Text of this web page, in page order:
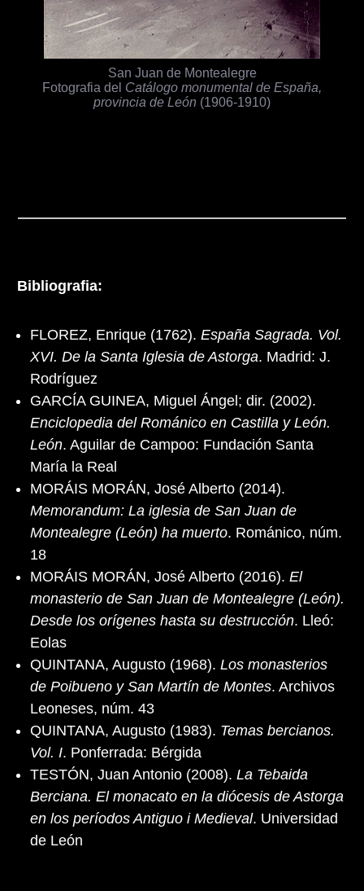
San Juan de Montealegre
Fotografia del Catálogo monumental de España,
provincia de León (1906-1910)
Bibliografia:
FLOREZ, Enrique (1762). España Sagrada. Vol.
XVI. De la Santa Iglesia de Astorga. Madrid: J.
Rodríguez
GARCÍA GUINEA, Miguel Ángel; dir. (2002).
Enciclopedia del Románico en Castilla y León.
León. Aguilar de Campoo: Fundación Santa
María la Real
MORÁIS MORÁN, José Alberto (2014).
Memorandum: La iglesia de San Juan de
Montealegre (León) ha muerto. Románico, núm.
18
MORÁIS MORÁN, José Alberto (2016). El
monasterio de San Juan de Montealegre (León).
Desde los orígenes hasta su destrucción. Lleó:
Eolas
QUINTANA, Augusto (1968). Los monasterios
de Poibueno y San Martín de Montes. Archivos
Leoneses, núm. 43
QUINTANA, Augusto (1983). Temas bercianos.
Vol. I. Ponferrada: Bérgida
TESTÓN, Juan Antonio (2008). La Tebaida
Berciana. El monacato en la diócesis de Astorga
en los períodos Antiguo i Medieval. Universidad
de León